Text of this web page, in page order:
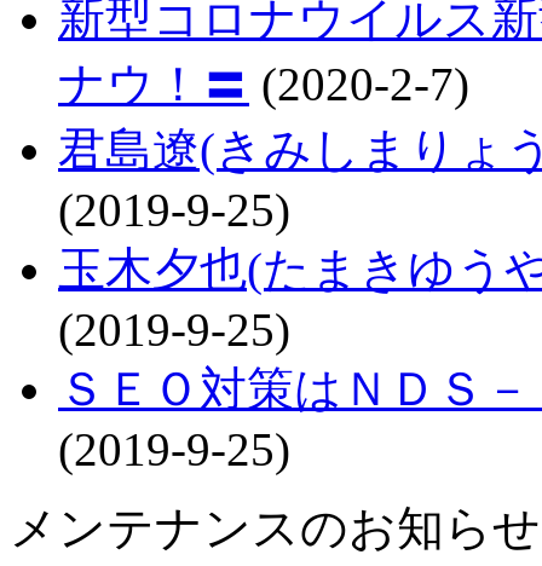
新型コロナウイルス
ナウ！〓 (2020-2-7)
君島遼(きみしまりょ
(2019-9-25)
玉木夕也(たまきゆう
(2019-9-25)
ＳＥＯ対策はＮＤＳ
(2019-9-25)
メンテナンスのお知ら